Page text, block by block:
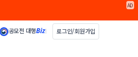
AD
공모전 대행 로그인/회원가입